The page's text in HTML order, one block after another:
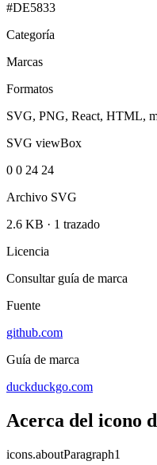
#DE5833
Categoría
Marcas
Formatos
SVG, PNG, React, HTML,
SVG viewBox
0 0 24 24
Archivo SVG
2.6 KB · 1 trazado
Licencia
Consultar guía de marca
Fuente
github.com
Guía de marca
duckduckgo.com
Acerca del icono
icons.aboutParagraph1